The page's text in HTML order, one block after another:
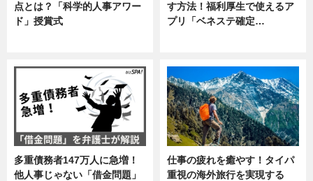
点とは？「科学的人事アワー
ド」授賞式
す方法！福利厚生で使えるア
プリ「ベネステ確定…
多重債務者147万人に急増！
他人事じゃない「借金問題」
仕事の疲れを癒やす！タイパ
重視の海外旅行を実現する